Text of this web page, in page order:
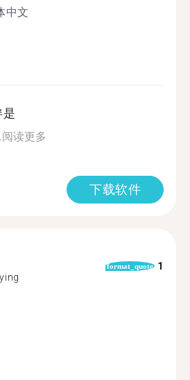
中文
是
阅读更多
下载软件
format_quote 1